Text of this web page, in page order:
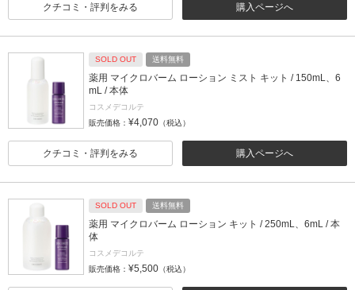
購入ページへ
クチコミ・評判をみる
SOLD OUT 送料無料
薬用 マイクロバーム ローション ミスト キット / 150mL、6
mL / 本体
コスメデコルテ
販売価格： ¥4,070 （税込）
購入ページへ
クチコミ・評判をみる
SOLD OUT 送料無料
薬用 マイクロバーム ローション キット / 250mL、6mL / 本
体
コスメデコルテ
販売価格： ¥5,500 （税込）